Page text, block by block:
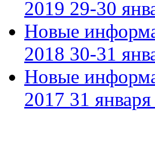
2019 29-30
Новые
2018 30-31
Новые
2017 31